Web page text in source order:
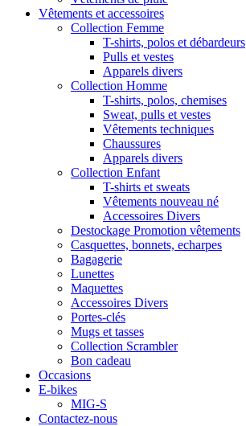
Vêtements et accessoires
Collection Femme
T-shirts, polos et débardeurs
Pulls et vestes
Apparels divers
Collection Homme
T-shirts, polos, chemises
Sweat, pulls et vestes
Vêtements techniques
Chaussures
Apparels divers
Collection Enfant
T-shirts et sweats
Vêtements nouveau né
Accessoires Divers
Destockage Promotion vêtements
Casquettes, bonnets, echarpes
Bagagerie
Lunettes
Maquettes
Accessoires Divers
Portes-clés
Mugs et tasses
Collection Scrambler
Bon cadeau
Occasions
E-bikes
MIG-S
Contactez-nous